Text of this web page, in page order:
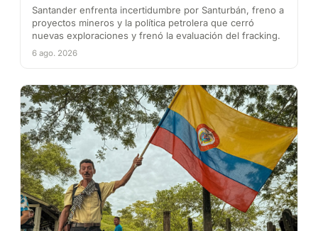
Santander enfrenta incertidumbre por Santurbán, freno a
proyectos mineros y la política petrolera que cerró
nuevas exploraciones y frenó la evaluación del fracking.
6 ago. 2026